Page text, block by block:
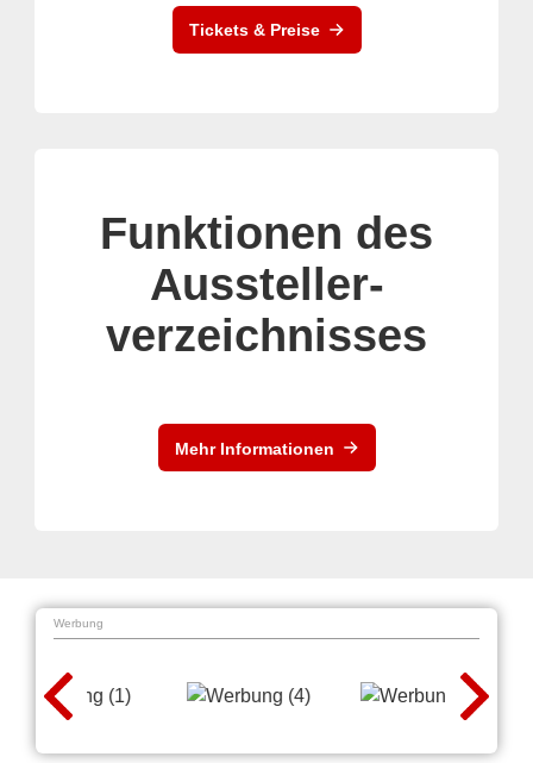
Tickets & Preise
Funktionen des
Aussteller-
verzeichnisses
Mehr Informationen
Werbung